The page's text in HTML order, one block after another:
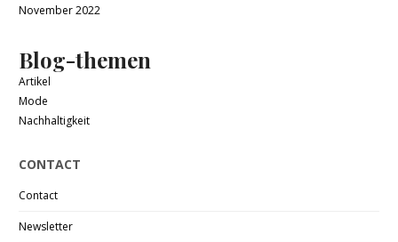
November 2022
Blog-themen
Artikel
Mode
Nachhaltigkeit
CONTACT
Contact
Newsletter